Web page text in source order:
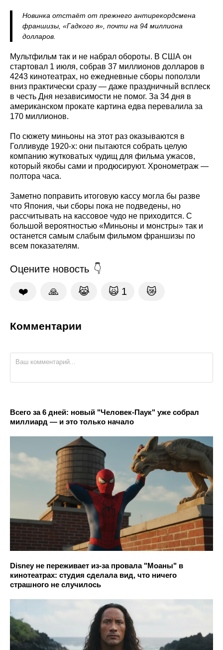
Новинка отстаёт от прежнего антирекордсмена
франшизы, «Гадкого я», почти на 94 миллиона
долларов.
Мультфильм так и не набрал обороты. В США он
стартовал 1 июля, собрав 37 миллионов долларов в
4243 кинотеатрах, но ежедневные сборы поползли
вниз практически сразу — даже праздничный всплеск
в честь Дня независимости не помог. За 34 дня в
американском прокате картина едва перевалила за
170 миллионов.
По сюжету миньоны на этот раз оказываются в
Голливуде 1920-х: они пытаются собрать целую
компанию жутковатых чудищ для фильма ужасов,
который якобы сами и продюсируют. Хронометраж —
полтора часа.
Заметно поправить итоговую кассу могла бы разве
что Япония, чьи сборы пока не подведены, но
рассчитывать на кассовое чудо не приходится. С
большой вероятностью «Миньоны и монстры» так и
останется самым слабым фильмом франшизы по
всем показателям.
Оцените новость
❤️ 🙏 😹 🙀 1 😿
Комментарии
Всего за 6 дней: новый "Человек-Паук" уже собрал
миллиард — и это только начало
Disney не переживает из-за провала "Моаны" в
кинотеатрах: студия сделала вид, что ничего
страшного не случилось